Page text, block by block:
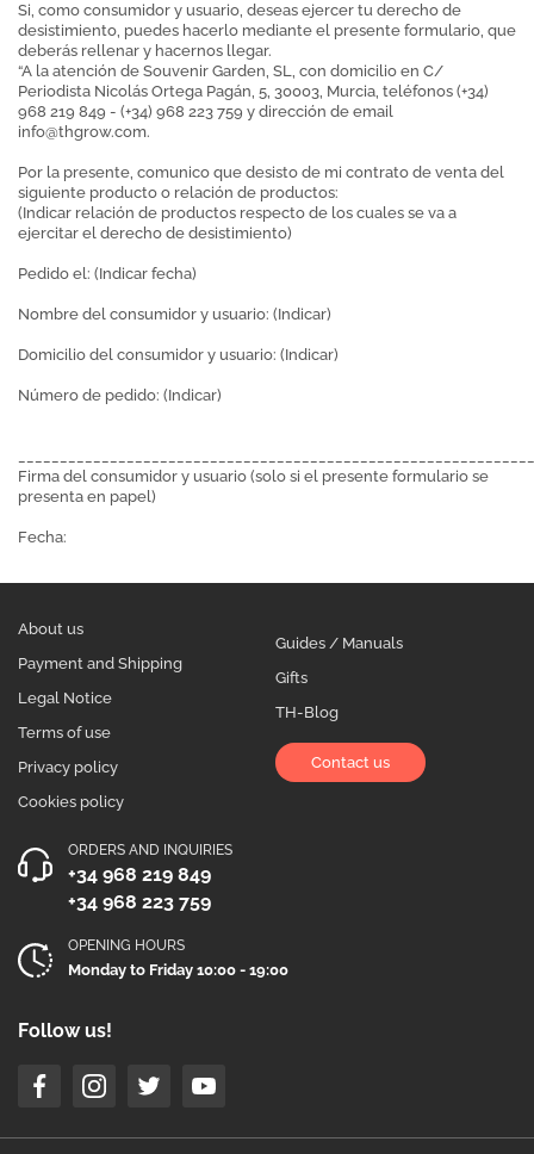
Si, como consumidor y usuario, deseas ejercer tu derecho de
desistimiento, puedes hacerlo mediante el presente formulario, que
deberás rellenar y hacernos llegar.
“A la atención de Souvenir Garden, SL, con domicilio en C/
Periodista Nicolás Ortega Pagán, 5, 30003, Murcia, teléfonos (+34)
968 219 849 - (+34) 968 223 759 y dirección de email
info@thgrow.com.
Por la presente, comunico que desisto de mi contrato de venta del
siguiente producto o relación de productos:
(Indicar relación de productos respecto de los cuales se va a
ejercitar el derecho de desistimiento)
Pedido el: (Indicar fecha)
Nombre del consumidor y usuario: (Indicar)
Domicilio del consumidor y usuario: (Indicar)
Número de pedido: (Indicar)
Firma del consumidor y usuario (solo si el presente formulario se
presenta en papel)
Fecha:
About us
Payment and Shipping
Legal Notice
Terms of use
Privacy policy
Cookies policy
Guides / Manuals
Gifts
TH-Blog
Contact us
ORDERS AND INQUIRIES
+34 968 219 849
+34 968 223 759
OPENING HOURS
Monday to Friday 10:00 - 19:00
Follow us!